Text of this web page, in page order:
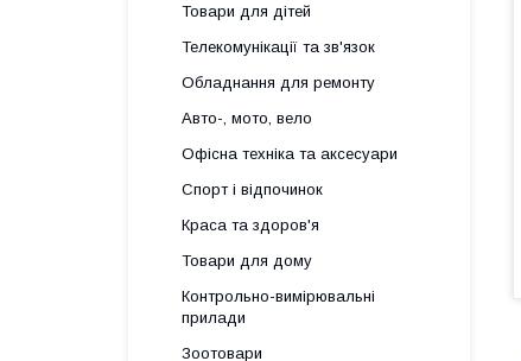
Товари для дітей
Телекомунікації та зв'язок
Обладнання для ремонту
Авто-, мото, вело
Офісна техніка та аксесуари
Спорт і відпочинок
Краса та здоров'я
Товари для дому
Контрольно-вимірювальні
прилади
Зоотовари